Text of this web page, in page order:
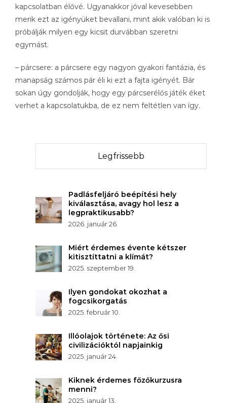
kapcsolatban élővé. Ugyanakkor jóval kevesebben
merik ezt az igényüket bevallani, mint akik valóban ki is
próbálják milyen egy kicsit durvábban szeretni
egymást.
– párcsere: a párcsere egy nagyon gyakori fantázia, és
manapság számos pár éli ki ezt a fajta igényét. Bár
sokan úgy gondolják, hogy egy párcserélős játék éket
verhet a kapcsolatukba, de ez nem feltétlen van így.
Legfrissebb
Padlásfeljáró beépítési hely
kiválasztása, avagy hol lesz a
legpraktikusabb?
2026. január 26.
Miért érdemes évente kétszer
kitisztíttatni a klímát?
2025. szeptember 19.
Ilyen gondokat okozhat a
fogcsikorgatás
2025. február 10.
Illóolajok története: Az ősi
civilizációktól napjainkig
2025. január 24.
Kiknek érdemes főzőkurzusra
menni?
2025. január 13.